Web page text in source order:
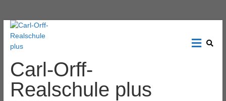
Carl-Orff-
Realschule plus